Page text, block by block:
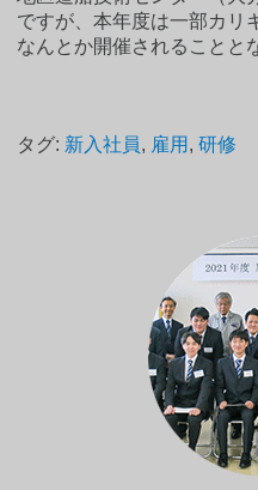
ですが、本年度は一部カリ
なんとか開催されることと
タグ: 新入社員, 雇用 ,研修